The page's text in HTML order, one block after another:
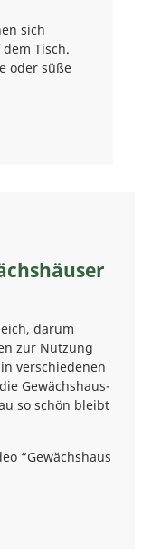
sich
Tisch.
oder süße
darum
zur Nutzung
verschiedenen
Gewächshaus-
so schön bleibt
“Gewächshaus